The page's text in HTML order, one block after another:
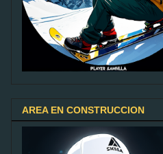
AREA EN CONSTRUCCION